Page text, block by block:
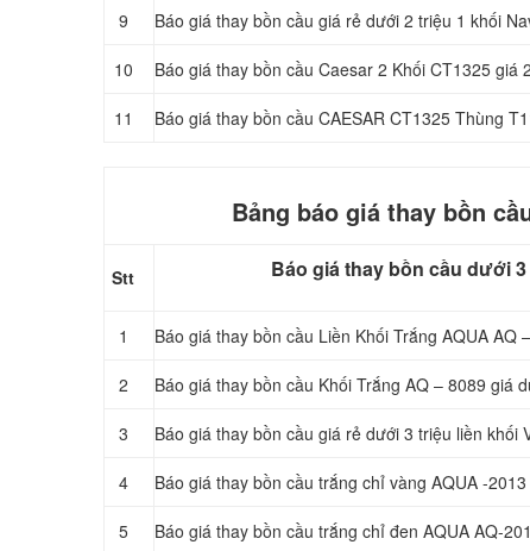
9 Báo giá thay bồn cầu giá rẻ dưới 2 triệu 1 khối
10 Báo giá thay bồn cầu Caesar 2 Khối CT1325 giá
11 Báo giá thay bồn cầu CAESAR CT1325 Thùng
Bảng báo giá thay bồn
Stt Báo giá thay bồn cầu dưới
1 Báo giá thay bồn cầu Liền Khối Trắng AQUA AQ
2 Báo giá thay bồn cầu Khối Trắng AQ – 8089 giá
3 Báo giá thay bồn cầu giá rẻ dưới 3 triệu liền khối
4 Báo giá thay bồn cầu trắng chỉ vàng AQUA -2013
5 Báo giá thay bồn cầu trắng chỉ đen AQUA AQ-